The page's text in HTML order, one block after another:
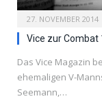
27. NOVEMBER 2014
Vice zur Combat
Das Vice Magazin
ehemaligen V-
Seemann,…